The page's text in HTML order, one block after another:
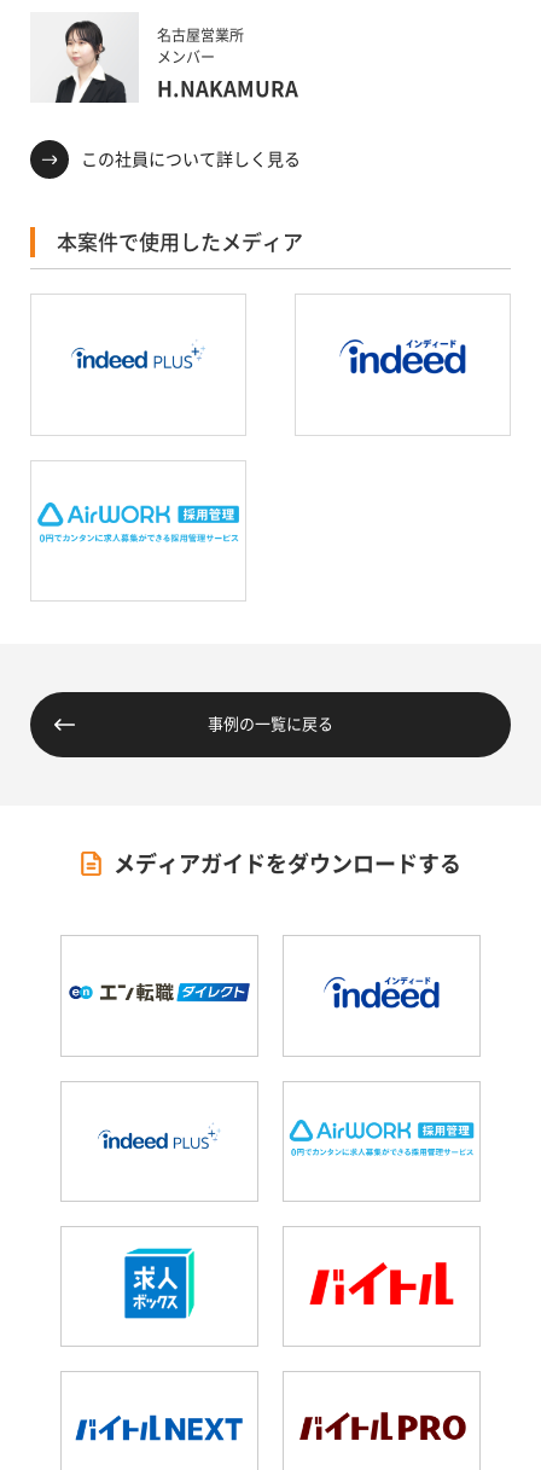
名古屋営業所
メンバー
H.NAKAMURA
この社員について詳しく見る
本案件で使用したメディア
事例の一覧に戻る
メディアガイドをダウンロードする